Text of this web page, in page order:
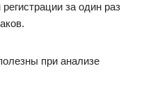
за один раз
при анализе